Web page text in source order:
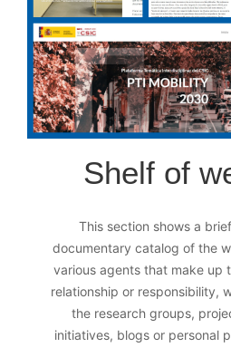
Shelf of
This section shows a
documentary catalog of the
various agents that make up
relationship or responsibility,
the research groups,
initiatives, blogs or personal